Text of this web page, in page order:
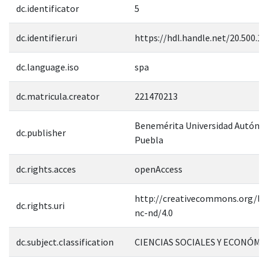
dc.identificator 5
dc.identifier.uri https://hdl.handle.net/
dc.language.iso spa
dc.matricula.creator 221470213
dc.publisher
Benemérita Universidad
Puebla
dc.rights.acces openAccess
dc.rights.uri
http://creativecommons.org/
nc-nd/4.0
dc.subject.classification CIENCIAS SOCIALES Y